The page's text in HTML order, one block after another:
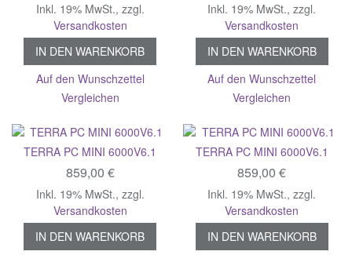
Inkl. 19% MwSt., zzgl.
Versandkosten
IN DEN WARENKORB
Auf den Wunschzettel
Vergleichen
Inkl. 19% MwSt.,zzgl.
Versandkosten
IN DEN WARENKORB
Auf den Wunschzettel
Vergleichen
TERRA PC MINI 6000V6.1
859,00 €
Inkl. 19% MwSt., zzgl.
Versandkosten
IN DEN WARENKORB
TERRA PC MINI 6000V6.1
859,00 €
Inkl. 19% MwSt.,zzgl.
Versandkosten
IN DEN WARENKORB